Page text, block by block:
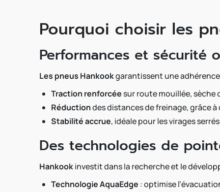
Pourquoi choisir les
Performances et sécurité
Les pneus Hankookgarantissent une
Traction renforcéesur route mouillée, sèche
Réductiondes distances de freinage, grâce
Stabilité accrue, idéale pour les virages
Des technologies de
Hankookinvestit dans la recherche et le
Technologie AquaEdge : optimise